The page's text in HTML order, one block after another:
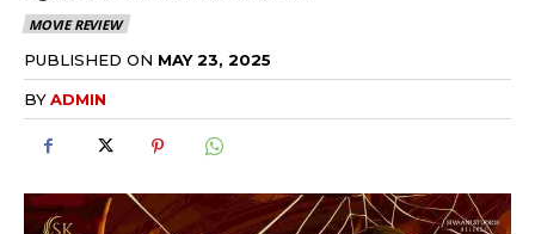
MOVIE REVIEW
PUBLISHED ON MAY 23, 2025
BYADMIN